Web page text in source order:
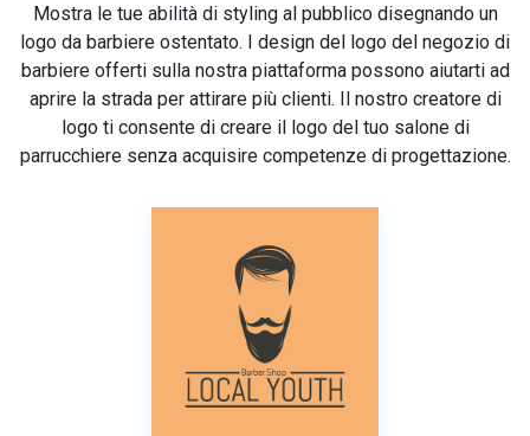
Mostra le tue abilità di styling al pubblico disegnando un
logo da barbiere ostentato. I design del logo del negozio di
barbiere offerti sulla nostra piattaforma possono aiutarti ad
aprire la strada per attirare più clienti. Il nostro creatore di
logo ti consente di creare il logo del tuo salone di
parrucchiere senza acquisire competenze di progettazione.